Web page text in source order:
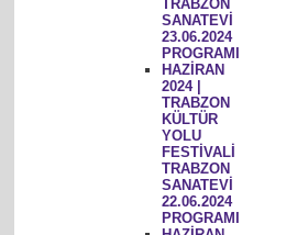
TRABZON
SANATEVİ
23.06.2024
PROGRAMI
HAZİRAN
2024 |
TRABZON
KÜLTÜR
YOLU
FESTİVALİ
TRABZON
SANATEVİ
22.06.2024
PROGRAMI